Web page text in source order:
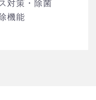
対策・除菌
機能